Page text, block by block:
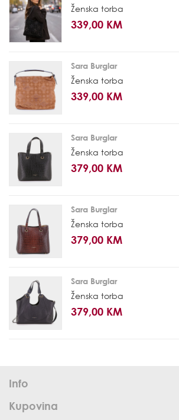
Ženska torba
339,00 KM
Sara Burglar
Ženska torba
339,00 KM
Sara Burglar
Ženska torba
379,00 KM
Sara Burglar
Ženska torba
379,00 KM
Sara Burglar
Ženska torba
379,00 KM
Info
Kupovina